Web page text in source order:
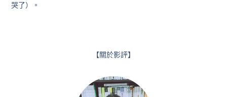
哭了）。
【關於影評】